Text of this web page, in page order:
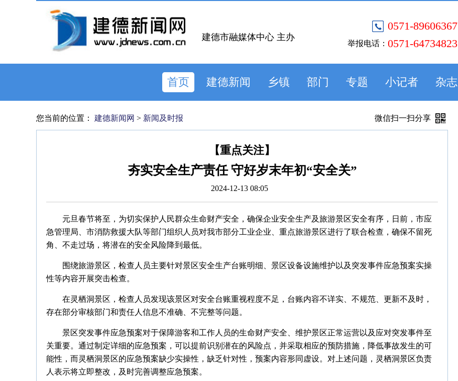
0571-89606367
举报电话： 0571-64734823
建德市融媒体中心 主办
首页 建德新闻 乡镇 部门 专题 小记者 杂志
您当前的位置： 建德新闻网 > 新闻及时报 微信扫一扫分享
【重点关注】
夯实安全生产责任 守好岁末年初“安全关”
2024-12-13 08:05
元旦春节将至，为切实保护人民群众生命财产安全，确保企业安全生产及旅游景区安全有序，日前，市应
急管理局、市消防救援大队等部门组织人员对我市部分工业企业、重点旅游景区进行了联合检查，确保不留死
角、不走过场，将潜在的安全风险降到最低。
围绕旅游景区，检查人员主要针对景区安全生产台账明细、景区设备设施维护以及突发事件应急预案实操
性等内容开展突击检查。
在灵栖洞景区，检查人员发现该景区对安全台账重视程度不足，台账内容不详实、不规范、更新不及时，
存在部分审核部门和责任人信息不准确、不完整等问题。
景区突发事件应急预案对于保障游客和工作人员的生命财产安全、维护景区正常运营以及应对突发事件至
关重要。通过制定详细的应急预案，可以提前识别潜在的风险点，并采取相应的预防措施，降低事故发生的可
能性，而灵栖洞景区的应急预案缺少实操性，缺乏针对性，预案内容形同虚设。对上述问题，灵栖洞景区负责
人表示将立即整改，及时完善调整应急预案。